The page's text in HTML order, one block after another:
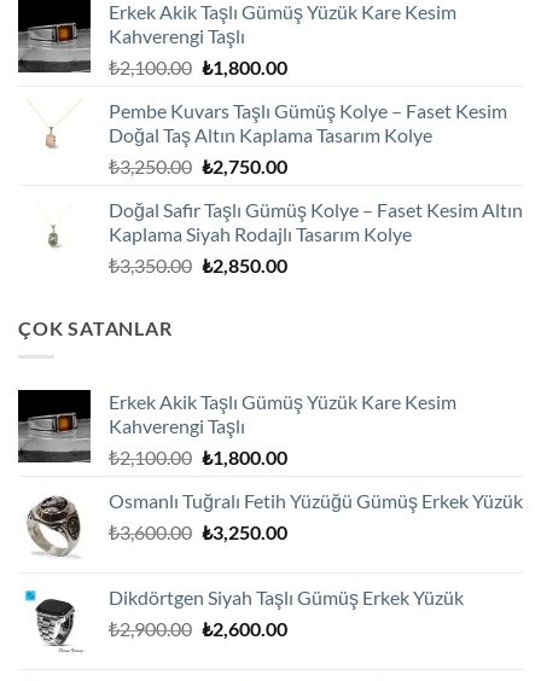
₺2,100.00.fiyat:
Erkek Akik Taşlı Gümüş Yüzük Kare Kesim
Kahverengi Taşlı
₺2,100.00 Orijinal
₺2,100.00.
₺1,800.00Şu
fiyat:
₺1,800.00.
Pembe Kuvars Taşlı Gümüş Kolye – Faset Kesim
Doğal Taş Altın Kaplama Tasarım Kolye
₺3,250.00 Orijinal
₺3,250.00.
₺2,750.00Şu
fiyat:
₺2,750.00.
Doğal Safir Taşlı Gümüş Kolye – Faset Kesim Altın
Kaplama Siyah Rodajlı Tasarım Kolye
₺3,350.00 Orijinal
₺2,850.00Şu
ÇOK SATANLAR
Erkek Akik Taşlı Gümüş Yüzük Kare Kesim
Kahverengi Taşlı
₺2,100.00 Orijinal
₺2,100.00.
₺1,800.00Şu
fiyat:
₺1,800.00.
Osmanlı Tuğralı Fetih Yüzüğü Gümüş Erkek Yüzük
₺3,600.00 Orijinal
₺3,250.00Şu
₺3,250.00.
Dikdörtgen Siyah Taşlı Gümüş Erkek Yüzük
₺2,900.00 Orijinal
₺2,600.00Şu